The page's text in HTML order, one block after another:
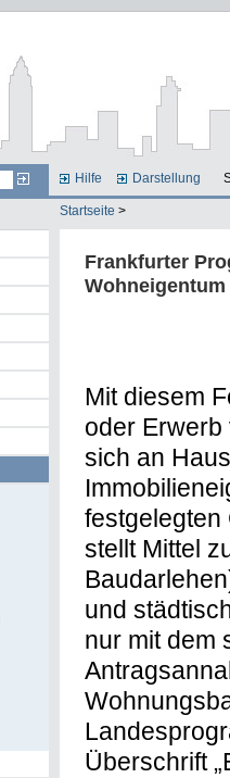
Hilfe Darstellung
Startseite >
Frankfurter
Wohneigentum
Mit diesem
oder Erwerb
sich an
festgelegten
stellt Mittel
und
nur mit dem
Überschrift